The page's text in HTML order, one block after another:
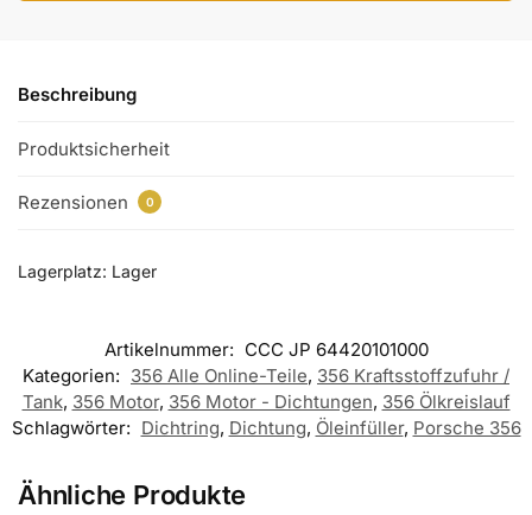
Beschreibung
Produktsicherheit
Rezensionen 0
Lagerplatz: Lager
Artikelnummer: CCC JP 64420101000
Kategorien: 356 Alle Online-Teile, 356 Kraftsstoffzufuhr /
Tank, 356 Motor, 356 Motor - Dichtungen, 356 Ölkreislauf
Schlagwörter: Dichtring, Dichtung, Öleinfüller, Porsche 356
Ähnliche Produkte